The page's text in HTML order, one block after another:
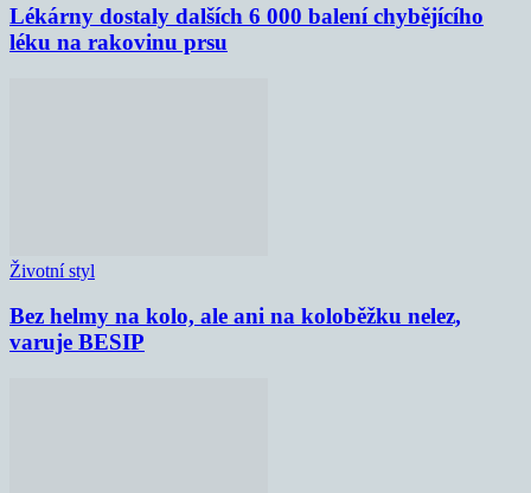
Lékárny dostaly dalších 6 000 balení chybějícího
léku na rakovinu prsu
Životní styl
Bez helmy na kolo, ale ani na koloběžku nelez,
varuje BESIP